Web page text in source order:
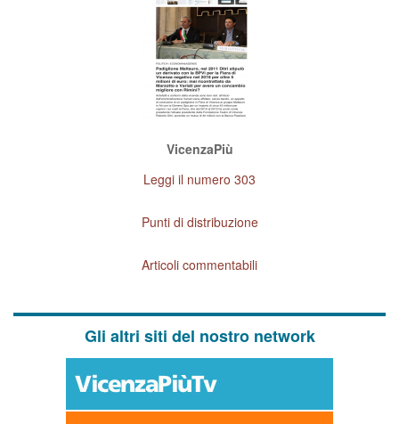
VicenzaPiù
Leggi il numero 303
Punti di distribuzione
Articoli commentabili
Gli altri siti del nostro network